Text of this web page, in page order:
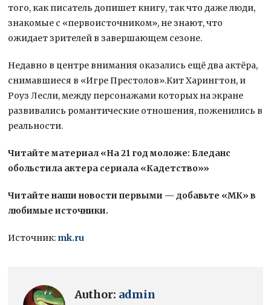
того, как писатель допишет книгу, так что даже люди,
знакомые с «первоисточником», не знают, что
ожидает зрителей в завершающем сезоне.
Недавно в центре внимания оказались ещё два актёра,
снимавшиеся в «Игре Престолов».Кит Харингтон, и
Роуз Лесли, между персонажами которых на экране
развивались романтические отношения, поженились в
реальности.
Читайте материал «На 21 год моложе: Бледанс
обольстила актера сериала «Кадетство»»
Читайте наши новости первыми — добавьте «МК» в
любимые источники.
Источник: mk.ru
Author: admin